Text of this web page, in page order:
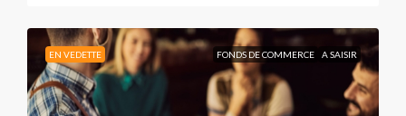
EN VEDETTE FONDS DE COMMERCE A SAISIR